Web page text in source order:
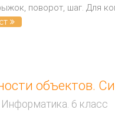
поворот, шаг. Для
объектов.
Информатика. 6 класс